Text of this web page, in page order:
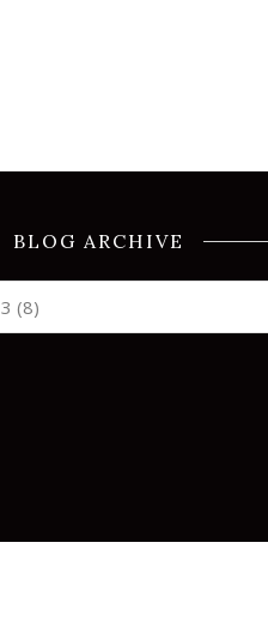
BLOG ARCHIVE